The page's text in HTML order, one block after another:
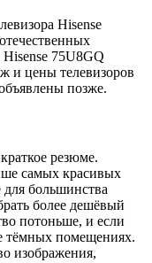
Hisense
Hisense 75U8GQ
и цены телевизоров
позже.
резюме.
самых красивых
для большинства
более дешёвый
потоньше, и если
тёмных помещениях.
изображения,